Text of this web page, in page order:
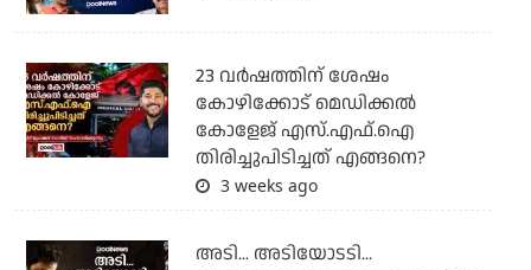
23 വർഷത്തിന് ശേഷം
കോഴിക്കോട് മെഡിക്കൽ
കോളേജ് എസ്.എഫ്.ഐ
തിരിച്ചുപിടിച്ചത് എങ്ങനെ?
3 weeks ago
അടി... അടിയോടടി...